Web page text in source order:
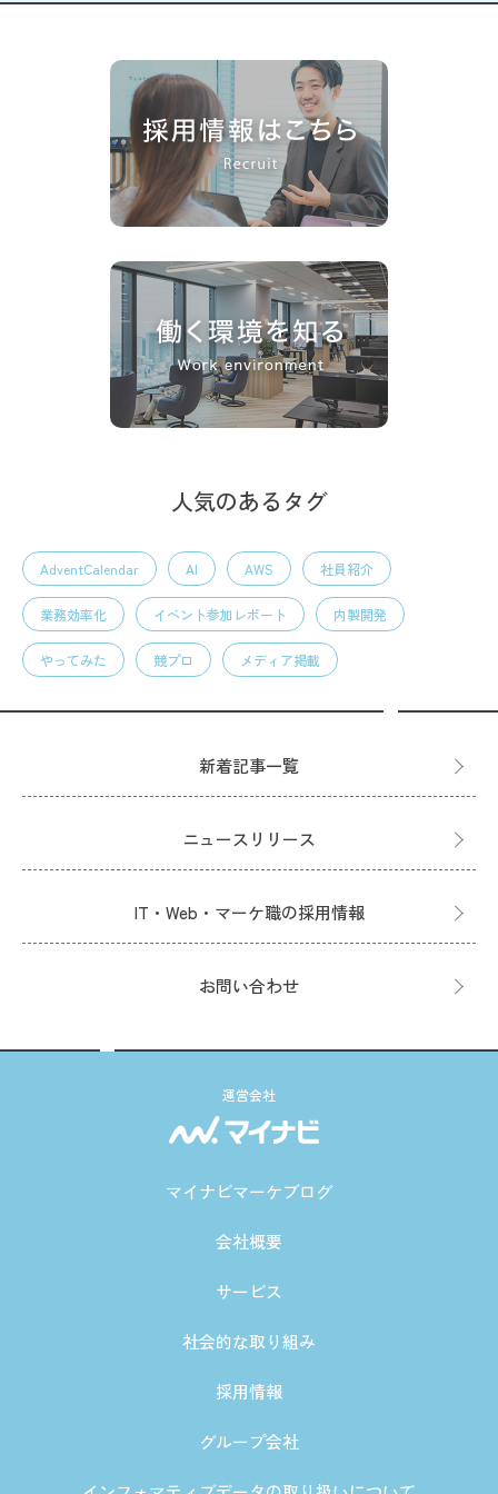
人気のあるタグ
AdventCalendar AI AWS 社員紹介
業務効率化 イベント参加レポート 内製開発
やってみた 競プロ メディア掲載
新着記事一覧
ニュースリリース
IT・Web・マーケ職の採用情報
お問い合わせ
運営会社
マイナビマーケブログ
会社概要
サービス
社会的な取り組み
採用情報
グループ会社